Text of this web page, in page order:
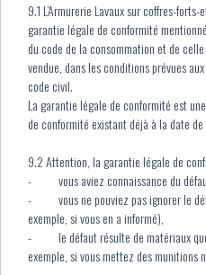
9.1 L’Armurerie Lavaux sur coffres-
garantie légale de conformité
du code de la consommation et de
vendue, dans les conditions prévues
code civil.
La garantie légale de conformité est
de conformité existant déjà à la date
9.2 Attention, la garantie légale de
- vous aviez connaissance du
- vous ne pouviez pas ignorer le
exemple, si vous en a informé),
- le défaut résulte de matériaux que
exemple, si vous mettez des munitions